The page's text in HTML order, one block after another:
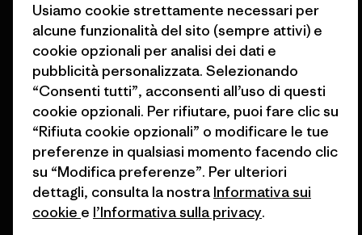
© 2026 Patagonia, Inc. All Rights Reserved.
Usiamo cookie strettamente necessari per
alcune funzionalità del sito (sempre attivi) e
cookie opzionali per analisi dei dati e
pubblicità personalizzata. Selezionando
“Consenti tutti”, acconsenti all’uso di questi
cookie opzionali. Per rifiutare, puoi fare clic su
“Rifiuta cookie opzionali” o modificare le tue
preferenze in qualsiasi momento facendo clic
su “Modifica preferenze”. Per ulteriori
dettagli, consulta la nostra Informativa sui
cookie e l’Informativa sulla privacy.